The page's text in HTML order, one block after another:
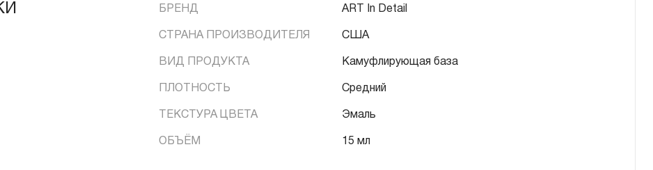
БРЕНД ART In Detail
СТРАНА ПРОИЗВОДИТЕЛЯ США
ВИД ПРОДУКТА Камуфлирующая база
ПЛОТНОСТЬ Средний
ТЕКСТУРА ЦВЕТА Эмаль
ОБЪЁМ 15 мл